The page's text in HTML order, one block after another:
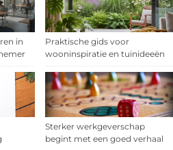
in
Praktische gids voor
wooninspiratie en tuinideeën
Sterker werkgeverschap
begint met een goed verhaal